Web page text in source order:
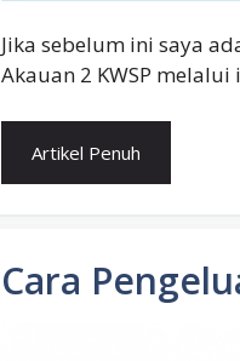
Jika sebelum ini saya
Akauan 2 KWSP
Artikel Penuh
Cara